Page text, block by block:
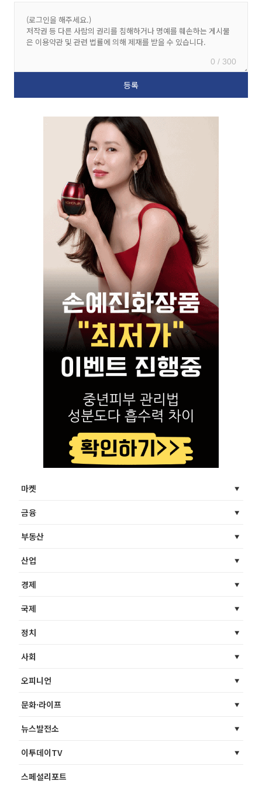
0 / 300
마켓
금융
부동산
산업
경제
국제
정치
사회
오피니언
문화·라이프
뉴스발전소
이투데이TV
스페셜리포트